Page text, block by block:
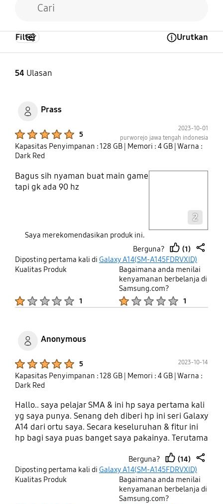
54 Ulasan
Filter Urutkan
Prass
5
2023-10-01
purworejo jawa tengah indonesia
Kapasitas Penyimpanan : 128 GB | Memori : 4 GB | Warna :
Dark Red
Bagus sih nyaman buat main game
tapi gk ada 90 hz
2
Saya merekomendasikan produk ini.
Berguna?
thumb
up
(1)
share
Diposting pertama kali di Galaxy A14(SM-A145FDRVXID)
Kualitas Produk
1
Bagaimana anda menilai
kenyamanan berbelanja di
Samsung.com?
1
Anonymous
5 2023-10-14
Kapasitas Penyimpanan : 128 GB | Memori : 4 GB | Warna :
Dark Red
Hallo.. saya pelajar SMA & ini hp saya pertama kali
yg saya punya. Senang deh diberi hp ini seri Galaxy
A14 dari ortu saya. Secara keseluruhan & fitur ini
hp bagi saya puas banget saya pakainya. Terutama
meluas, jadi foto sama teman2 bisa berbanyak.
Sudah dapat android terbaru dari awal buka dus
nya, waw! Mantap!
Berguna?
thumb
up
(14)
share
Diposting pertama kali di Galaxy A14(SM-A145FDRVXID)
Kualitas Produk
Bagaimana anda menilai
kenyamanan berbelanja di
Samsung.com?